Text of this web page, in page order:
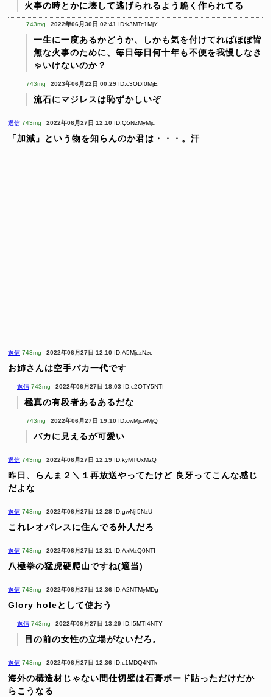
火事の時とかに壊して逃げられるよう脆く作られてる
743mg 2022年06月30日 02:41 ID:k3MTc1MjY
一生に一度あるかどうか、しかも気を付けてればほぼ皆
無な火事のために、毎日毎日何十年も不便を我慢しなき
ゃいけないのか？
743mg 2023年06月22日 00:29 ID:c3ODI0MjE
流石にマジレスは恥ずかしいぞ
返信 743mg 2022年06月27日 12:10 ID:Q5NzMyMjc
「加減」という物を知らんのか君は・・・。汗
返信 743mg 2022年06月27日 12:10 ID:A5MjczNzc
お姉さんは空手バカ一代です
返信 743mg 2022年06月27日 18:03 ID:c2OTY5NTI
極真の有段者あるあるだな
743mg 2022年06月27日 19:10 ID:cwMjcwMjQ
バカに見えるが可愛い
返信 743mg 2022年06月27日 12:19 ID:kyMTUxMzQ
昨日、らんま２＼１再放送やってたけど 良牙ってこんな感じ
だよな
返信 743mg 2022年06月27日 12:28 ID:gwNjI5NzU
これレオパレスに住んでる外人だろ
返信 743mg 2022年06月27日 12:31 ID:AxMzQ0NTI
八極拳の猛虎硬爬山ですね(適当)
返信 743mg 2022年06月27日 12:36 ID:A2NTMyMDg
Glory holeとして使おう
返信 743mg 2022年06月27日 13:29 ID:I5MTI4NTY
目の前の女性の立場がないだろ。
返信 743mg 2022年06月27日 12:36 ID:c1MDQ4NTk
海外の構造材じゃない間仕切壁は石膏ボード貼っただけだか
らこうなる